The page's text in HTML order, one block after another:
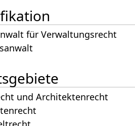
für Verwaltungsrecht
und Architektenrecht